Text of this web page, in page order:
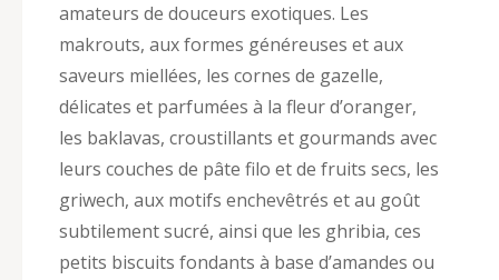
amateurs de douceurs exotiques. Les
makrouts, aux formes généreuses et aux
saveurs miellées, les cornes de gazelle,
délicates et parfumées à la fleur d’oranger,
les baklavas, croustillants et gourmands avec
leurs couches de pâte filo et de fruits secs, les
griwech, aux motifs enchevêtrés et au goût
subtilement sucré, ainsi que les ghribia, ces
petits biscuits fondants à base d’amandes ou